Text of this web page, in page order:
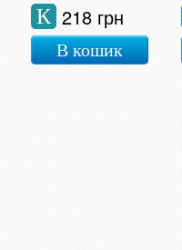
218 грн
К
В кошик